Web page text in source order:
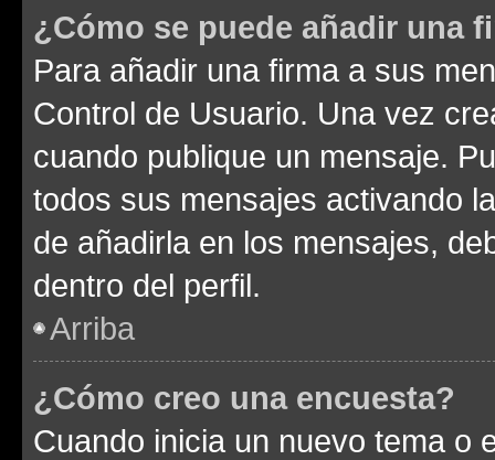
¿Cómo se puede añadir una
Para añadir una firma a sus
Control de Usuario. Una vez
cuando publique un mensaje.
todos sus mensajes activando
de añadirla en los mensajes,
dentro del perfil.
Arriba
¿Cómo creo una encuesta?
Cuando inicia un nuevo tema o